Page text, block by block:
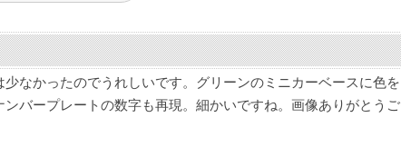
なかったのでうれしいです。グリーンのミニカーベースに色を
バープレートの数字も再現。細かいですね。画像ありがとうご